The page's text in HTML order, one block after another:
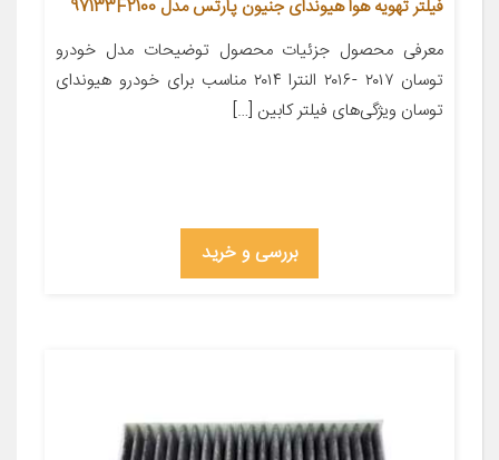
فیلتر تهویه هوا هیوندای جنیون پارتس مدل 97133F2100
معرفی محصول جزئیات محصول توضیحات مدل خودرو
توسان ۲۰۱۷ -۲۰۱۶ النترا ۲۰۱۴ مناسب برای خودرو هیوندای
توسان ویژگی‌های فیلتر کابین […]
بررسی و خرید